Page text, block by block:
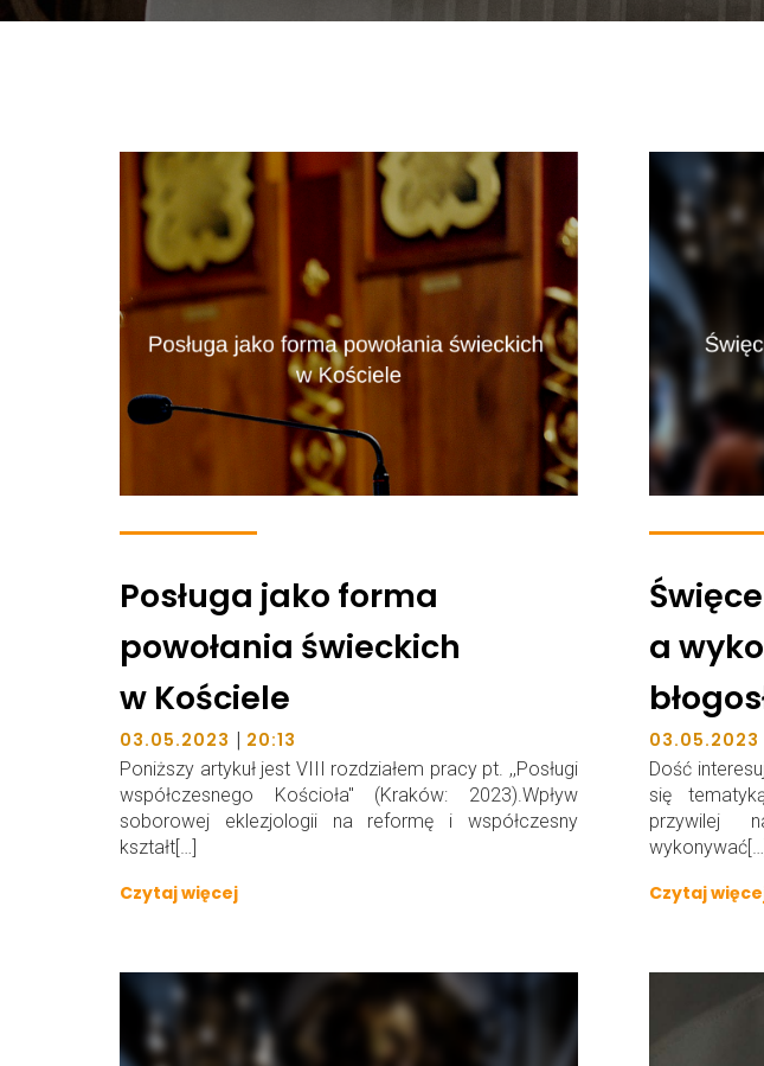
Posługa jako forma
powołania świeckich
w Kościele
03.05.2023 | 20:13
Poniższy artykuł jest VIII rozdziałem pracy pt. ,,Posługi
współczesnego Kościoła" (Kraków: 2023).Wpływ
soborowej eklezjologii na reformę i współczesny
kształt[…]
Czytaj więcej
a
03.05.2023
Dość
się
przywilej
wykonywać[…]
Czytaj